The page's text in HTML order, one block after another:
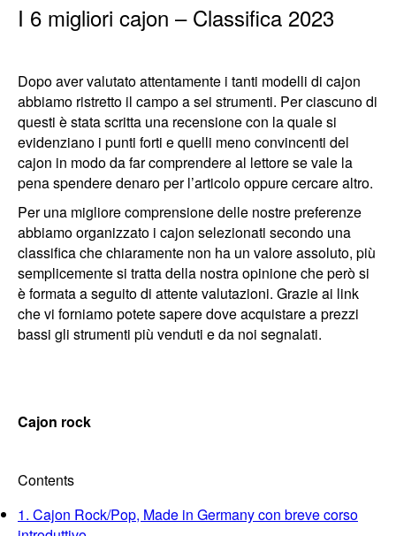
I 6 migliori cajon – Classifica 2023
Dopo aver valutato attentamente i tanti modelli di cajon
abbiamo ristretto il campo a sei strumenti. Per ciascuno di
questi è stata scritta una recensione con la quale si
evidenziano i punti forti e quelli meno convincenti del
cajon in modo da far comprendere al lettore se vale la
pena spendere denaro per l’articolo oppure cercare altro.
Per una migliore comprensione delle nostre preferenze
abbiamo organizzato i cajon selezionati secondo una
classifica che chiaramente non ha un valore assoluto, più
semplicemente si tratta della nostra opinione che però si
è formata a seguito di attente valutazioni. Grazie ai link
che vi forniamo potete sapere dove acquistare a prezzi
bassi gli strumenti più venduti e da noi segnalati.
Cajon rock
Contents
1. Cajon Rock/Pop, Made in Germany con breve corso